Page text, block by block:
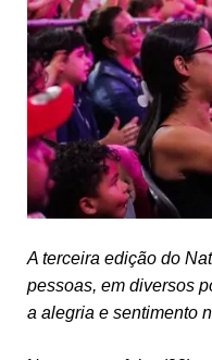
A terceira edição do
pessoas, em diversos
a alegria e sentimento